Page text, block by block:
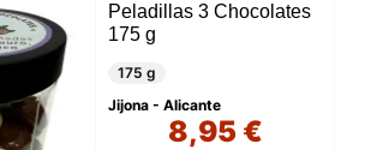
Peladillas 3 Chocolates
175 g
175 g
Jijona - Alicante
8,95 €